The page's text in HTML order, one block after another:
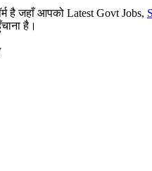
है जहाँ आपको Latest Govt Jobs,
है।